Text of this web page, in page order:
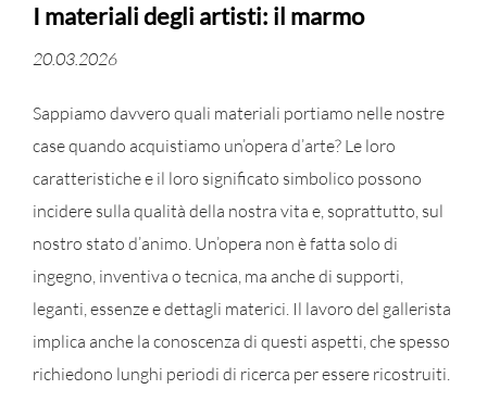
I materiali degli artisti: il marmo
20.03.2026
Sappiamo davvero quali materiali portiamo nelle nostre
case quando acquistiamo un’opera d’arte? Le loro
caratteristiche e il loro significato simbolico possono
incidere sulla qualità della nostra vita e, soprattutto, sul
nostro stato d’animo. Un’opera non è fatta solo di
ingegno, inventiva o tecnica, ma anche di supporti,
leganti, essenze e dettagli materici. Il lavoro del gallerista
implica anche la conoscenza di questi aspetti, che spesso
richiedono lunghi periodi di ricerca per essere ricostruiti.